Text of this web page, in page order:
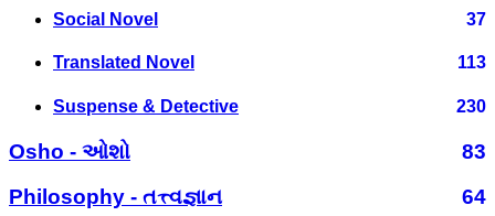
Social Novel 37
Translated Novel 113
Suspense & Detective 230
Osho - ઓશો
83
Philosophy - તત્ત્વજ્ઞાન
64